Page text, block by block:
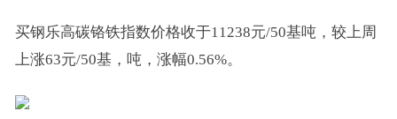
买钢乐高碳铬铁指数价格收于11238元/50基吨，较上周
上涨63元/50基，吨，涨幅0.56%。